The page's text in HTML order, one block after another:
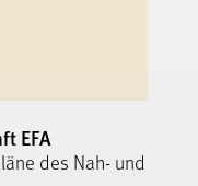
EFA
des Nah- und